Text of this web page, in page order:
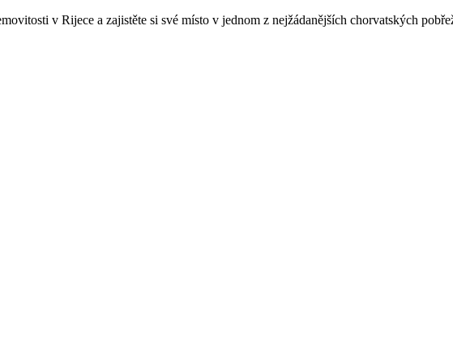
v Rijece a zajistěte si své místo v jednom z nejžádanějších chorvatských